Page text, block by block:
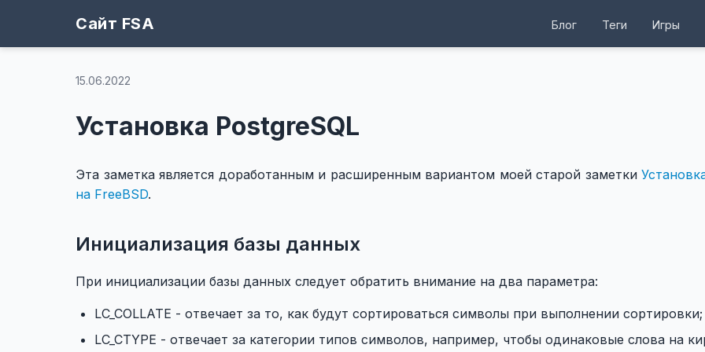
Сайт FSA Блог Теги Игры
15.06.2022
Установка PostgreSQL
Эта заметка является доработанным и расширенным вариантом моей старой заметки
на FreeBSD.
Инициализация базы данных
При инициализации базы данных следует обратить внимание на два параметра:
LC_COLLATE - отвечает за то, как будут сортироваться символы при выполнении сортировки;
LC_CTYPE - отвечает за категории типов символов, например, чтобы одинаковые слова на